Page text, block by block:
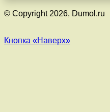
© Copyright 2026, Dumol.ru
Кнопка «Наверх»